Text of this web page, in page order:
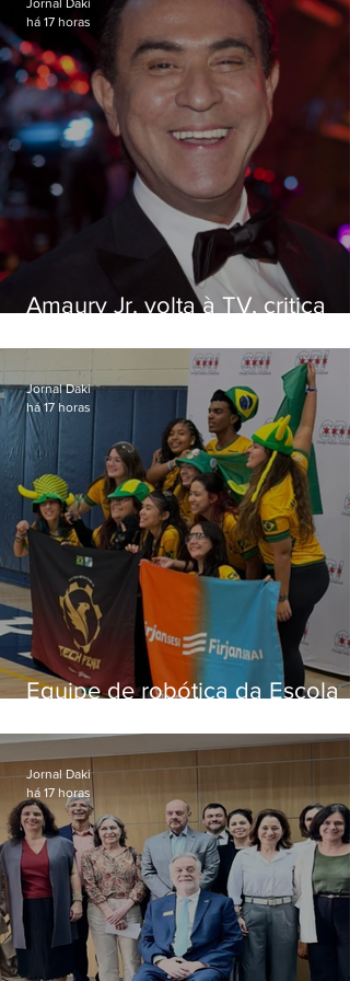
Amaury Jr. volta à TV, critica
viraram colunistas de si
Jornal Daki
há 17 horas
Equipe de robótica da Escola
prêmio internacional nos EUA
Jornal Daki
há 17 horas
Jornal Daki
há 17 horas